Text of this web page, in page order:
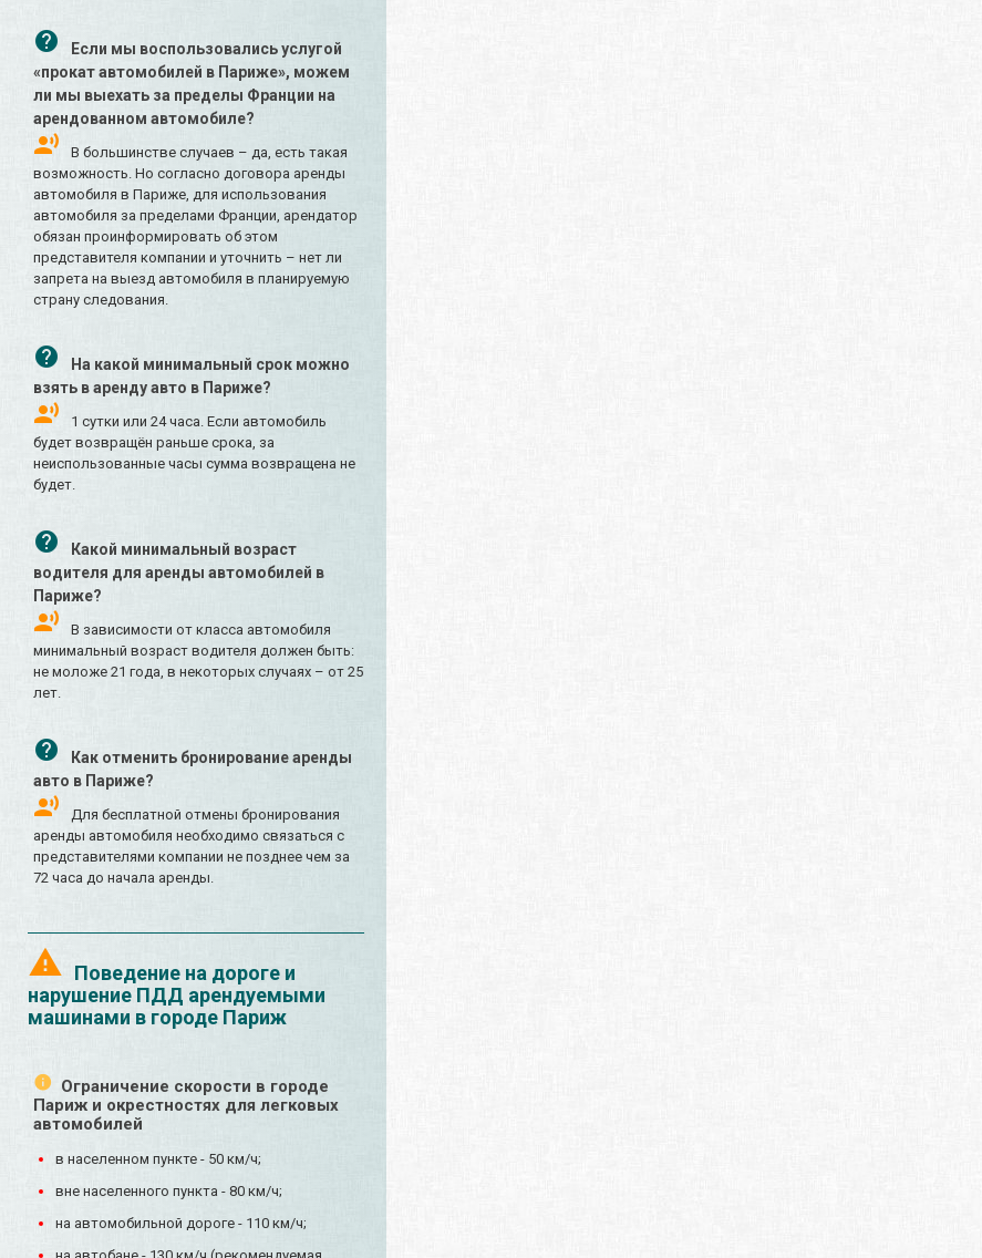
Если мы воспользовались услугой
«прокат автомобилей в Париже», можем
ли мы выехать за пределы Франции на
арендованном автомобиле?
В большинстве случаев – да, есть такая
возможность. Но согласно договора аренды
автомобиля в Париже, для использования
автомобиля за пределами Франции, арендатор
обязан проинформировать об этом
представителя компании и уточнить – нет ли
запрета на выезд автомобиля в планируемую
страну следования.
На какой минимальный срок можно
взять в аренду авто в Париже?
1 сутки или 24 часа. Если автомобиль
будет возвращён раньше срока, за
неиспользованные часы сумма возвращена не
будет.
Какой минимальный возраст
водителя для аренды автомобилей в
Париже?
В зависимости от класса автомобиля
минимальный возраст водителя должен быть:
не моложе 21 года, в некоторых случаях – от 25
лет.
Как отменить бронирование аренды
авто в Париже?
Для бесплатной отмены бронирования
аренды автомобиля необходимо связаться с
представителями компании не позднее чем за
72 часа до начала аренды.
Поведение на дороге и
нарушение ПДД арендуемыми
машинами в городе Париж
Ограничение скорости в городе
Париж и окрестностях для легковых
автомобилей
в населенном пункте - 50 км/ч;
вне населенного пункта - 80 км/ч;
на автомобильной дороге - 110 км/ч;